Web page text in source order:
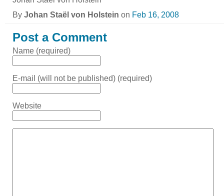
By Johan Staël von Holstein on Feb 16, 2008
Post a Comment
Name (required)
E-mail (will not be published) (required)
Website